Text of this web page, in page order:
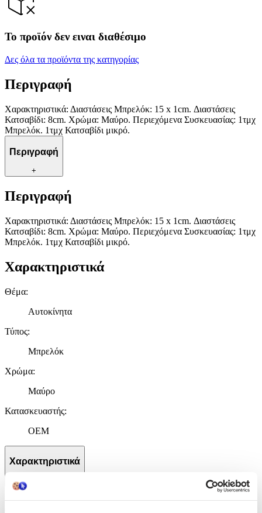
Το προϊόν δεν ειναι διαθέσιμο
Δες όλα τα προϊόντα της κατηγορίας
Περιγραφή
Χαρακτηριστικά: Διαστάσεις Μπρελόκ: 15 x 1cm. Διαστάσεις
Κατσαβίδι: 8cm. Χρώμα: Μαύρο. Περιεχόμενα Συσκευασίας: 1τμχ
Μπρελόκ. 1τμχ Κατσαβίδι μικρό.
Περιγραφή
+
Περιγραφή
Χαρακτηριστικά: Διαστάσεις Μπρελόκ: 15 x 1cm. Διαστάσεις
Κατσαβίδι: 8cm. Χρώμα: Μαύρο. Περιεχόμενα Συσκευασίας: 1τμχ
Μπρελόκ. 1τμχ Κατσαβίδι μικρό.
Χαρακτηριστικά
Θέμα:
Αυτοκίνητα
Τύπος:
Μπρελόκ
Χρώμα:
Μαύρο
Κατασκευαστής:
OEM
Χαρακτηριστικά
Χαρακτηριστικά